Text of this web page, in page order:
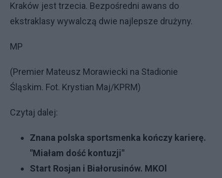
Kraków jest trzecia. Bezpośredni awans do
ekstraklasy wywalczą dwie najlepsze drużyny.
MP
(Premier Mateusz Morawiecki na Stadionie
Śląskim. Fot. Krystian Maj/KPRM)
Czytaj dalej:
Znana polska sportsmenka kończy karierę.
"Miałam dość kontuzji"
Start Rosjan i Białorusinów. MKOl